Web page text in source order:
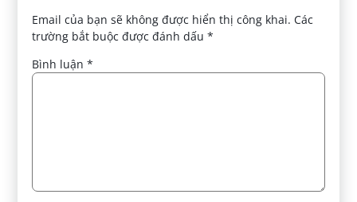
Email của bạn sẽ không được hiển thị công khai. Các
trường bắt buộc được đánh dấu*
Bình luận*